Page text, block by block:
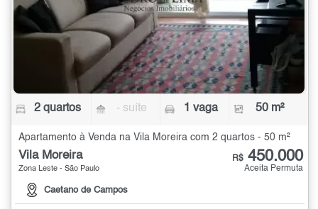
2 quartos - suíte 1 vaga 50 m²
Apartamento à Venda na Vila Moreira com 2 quartos - 50 m²
Vila Moreira
Zona Leste - São Paulo
Caetano de Campos
R$ 450.000
Aceita Permuta